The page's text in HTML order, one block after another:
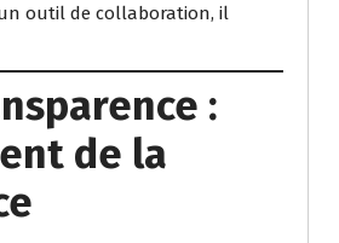
outil de collaboration, il
:
de la